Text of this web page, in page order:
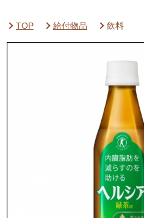
TOP 給付物品 飲料